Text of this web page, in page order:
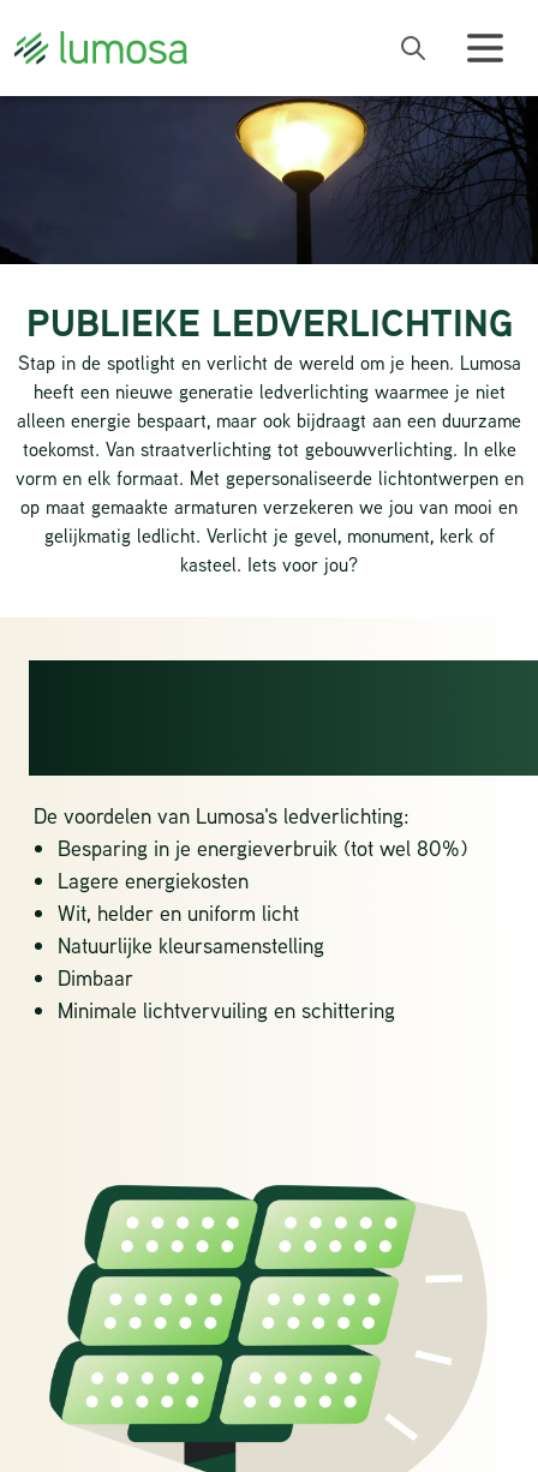
PUBLIEKE LEDVERLICHTING
Stap in de spotlight en verlicht de wereld om je heen. Lumosa
heeft een nieuwe generatie ledverlichting waarmee je niet
alleen energie bespaart, maar ook bijdraagt aan een duurzame
toekomst. Van straatverlichting tot gebouwverlichting. In elke
vorm en elk formaat. Met gepersonaliseerde lichtontwerpen en
op maat gemaakte armaturen verzekeren we jou van mooi en
gelijkmatig ledlicht. Verlicht je gevel, monument, kerk of
kasteel. Iets voor jou?
De voordelen van Lumosa's ledverlichting:
Besparing in je energieverbruik (tot wel 80%)
Lagere energiekosten
Wit, helder en uniform licht
Natuurlijke kleursamenstelling
Dimbaar
Minimale lichtvervuiling en schittering